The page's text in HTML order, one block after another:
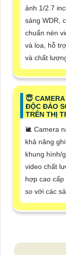
ảnh 1/2.7
sáng WDR,
chuẩn nén
và loa, hỗ
và chất
😇
ĐỘC ĐÁO
TRÊN THỊ
🐌 Camera
khả năng
khung hình/
video chất
hợp cao
so với các